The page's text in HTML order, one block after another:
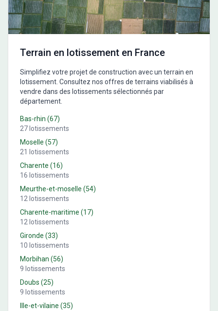
Terrain en lotissement en France
Simplifiez votre projet de construction avec un terrain en
lotissement. Consultez nos offres de terrains viabilisés à
vendre dans des lotissements sélectionnés par
département.
Bas-rhin (67)
27 lotissements
Moselle (57)
21
lotissements
Charente (16)
16 lotissements
Meurthe-et-moselle (54)
12 lotissements
Charente-maritime (17)
12 lotissements
Gironde (33)
10 lotissements
Morbihan (56)
9 lotissements
Doubs (25)
9 lotissements
Ille-et-vilaine (35)